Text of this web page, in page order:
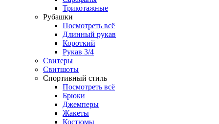
Трикотажные
Рубашки
Посмотреть всё
Длинный рукав
Короткий
Рукав 3/4
Свитеры
Свитшоты
Спортивный стиль
Посмотреть всё
Брюки
Джемперы
Жакеты
Костюмы